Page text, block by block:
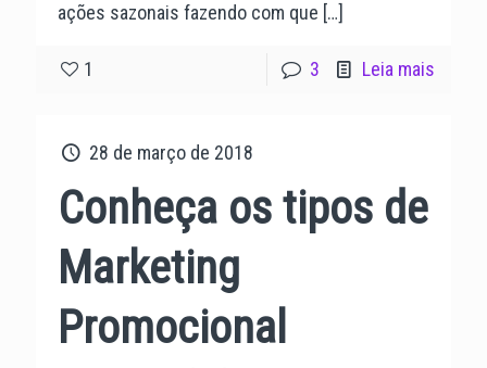
ações sazonais fazendo com que […]
1 3 Leia mais
28 de março de 2018
Conheça os tipos de
Marketing
Promocional